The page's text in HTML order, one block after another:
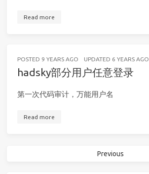
Read more
POSTED 9 YEARS AGO UPDATED 6 YEARS AGO
hadsky部分用户任意登录
第一次代码审计，万能用户名
Read more
Previous